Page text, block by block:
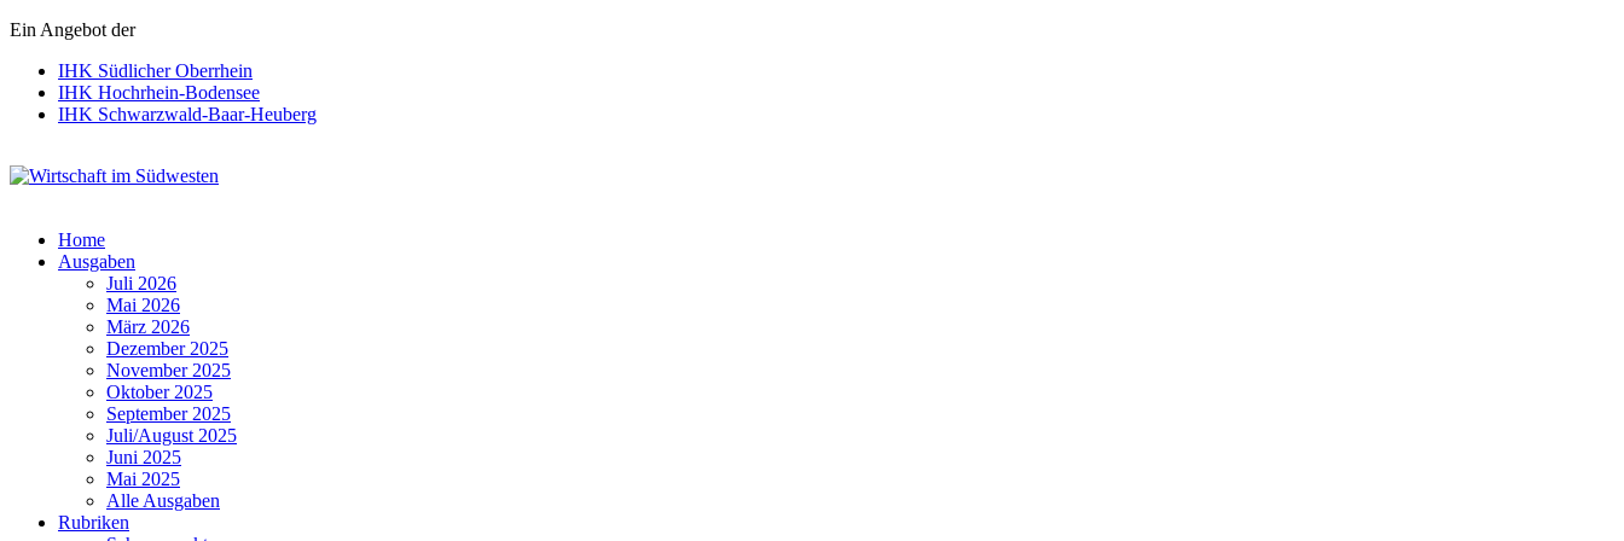
Ein Angebot der
IHK Südlicher Oberrhein
IHK Hochrhein-Bodensee
IHK Schwarzwald-Baar-Heuberg
Home
Ausgaben
Juli 2026
Mai 2026
März 2026
Dezember 2025
November 2025
Oktober 2025
September 2025
Juli/August 2025
Juni 2025
Mai 2025
Alle Ausgaben
Rubriken